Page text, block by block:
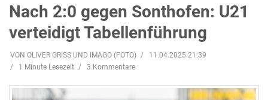
Nach 2:0 gegen Sonthofen: U21
verteidigt Tabellenführung
VON OLIVER GRISS UND IMAGO (FOTO)
11.04.2025 21:39
1 Minute Lesezeit
3 Kommentare